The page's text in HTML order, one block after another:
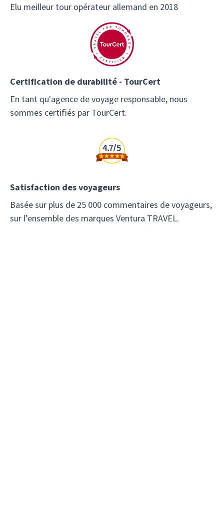
Elu meilleur tour opérateur allemand en 2018
Certification de durabilité - TourCert
En tant qu'agence de voyage responsable, nous
sommes certifiés par TourCert.
Satisfaction des voyageurs
Basée sur plus de 25 000 commentaires de voyageurs,
sur l’ensemble des marques Ventura TRAVEL.